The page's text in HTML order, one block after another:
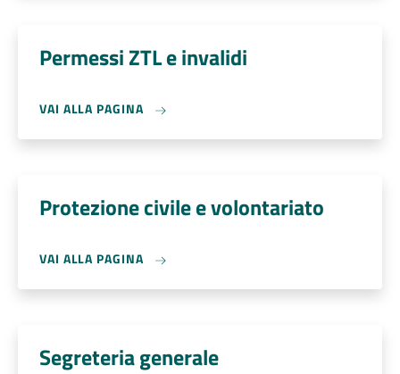
Permessi ZTL e invalidi
VAI ALLA PAGINA
Protezione civile e volontariato
VAI ALLA PAGINA
Segreteria generale